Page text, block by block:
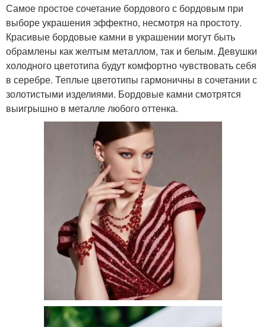
Самое простое сочетание бордового с бордовым при
выборе украшения эффектно, несмотря на простоту.
Красивые бордовые камни в украшении могут быть
обрамлены как желтым металлом, так и белым. Девушки
холодного цветотипа будут комфортно чувствовать себя
в серебре. Теплые цветотипы гармоничны в сочетании с
золотистыми изделиями. Бордовые камни смотрятся
выигрышно в металле любого оттенка.